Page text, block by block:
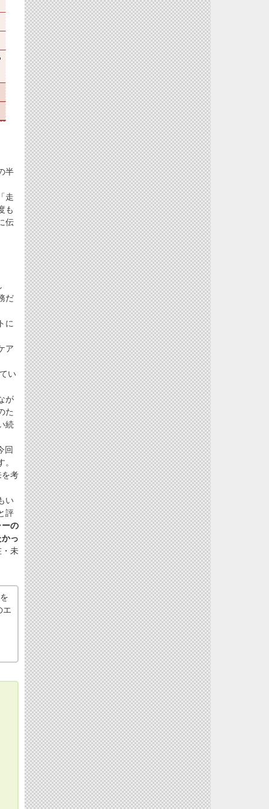
半
走
も
伝
だ
に
ア
い
が
た
続
回
考
い
評
の
っ
未
エ